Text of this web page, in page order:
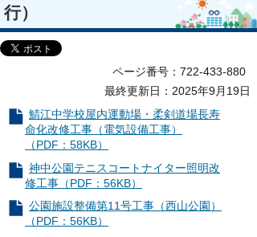
行）
ページ番号：722-433-880
最終更新日：2025年9月19日
鯖江中学校屋内運動場・柔剣道場長寿
命化改修工事（電気設備工事）
（PDF：58KB）
神中公園テニスコートナイター照明改
修工事（PDF：56KB）
公園施設整備第11号工事（西山公園）
（PDF：56KB）